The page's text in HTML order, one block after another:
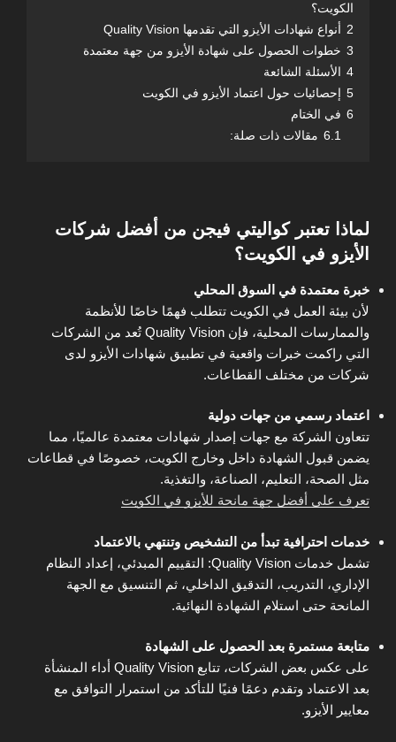
الكويت؟
2 أنواع شهادات الأيزو التي تقدمها Quality Vision
3 خطوات الحصول على شهادة الأيزو من جهة معتمدة
4 الأسئلة الشائعة
5 إحصائيات حول اعتماد الأيزو في الكويت
6 في الختام
6.1 مقالات ذات صلة:
لماذا تعتبر كواليتي فيجن من أفضل شركات
الأيزو في الكويت؟
خبرة معتمدة في السوق المحلي
لأن بيئة العمل في الكويت تتطلب فهمًا خاصًا للأنظمة
والممارسات المحلية، فإن Quality Vision تُعد من الشركات
التي راكمت خبرات واقعية في تطبيق شهادات الأيزو لدى
شركات من مختلف القطاعات.
اعتماد رسمي من جهات دولية
تتعاون الشركة مع جهات إصدار شهادات معتمدة عالميًا، مما
يضمن قبول الشهادة داخل وخارج الكويت، خصوصًا في قطاعات
مثل الصحة، التعليم، الصناعة، والتغذية.
تعرف على أفضل جهة مانحة للأيزو في الكويت
خدمات احترافية تبدأ من التشخيص وتنتهي بالاعتماد
تشمل خدمات Quality Vision: التقييم المبدئي، إعداد النظام
الإداري، التدريب، التدقيق الداخلي، ثم التنسيق مع الجهة
المانحة حتى استلام الشهادة النهائية.
متابعة مستمرة بعد الحصول على الشهادة
على عكس بعض الشركات، تتابع Quality Vision أداء المنشأة
بعد الاعتماد وتقدم دعمًا فنيًا للتأكد من استمرار التوافق مع
معايير الأيزو.